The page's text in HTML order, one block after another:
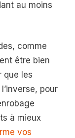
au moins
comme
être bien
que les
pour
à mieux
vos